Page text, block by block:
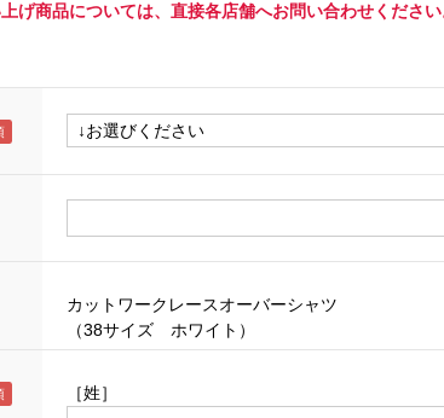
げ商品については、直接各店舗へお問い合わせください
カットワークレースオーバーシャツ
（38サイズ ホワイト）
［姓］